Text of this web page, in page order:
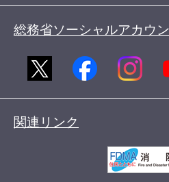
総務省ソーシャルアカウ
関連リンク